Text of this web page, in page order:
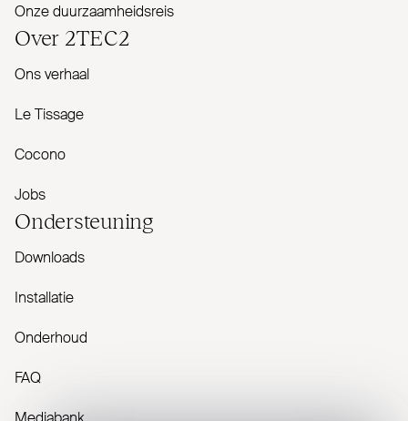
Onze duurzaamheidsreis
Over 2TEC2
Ons verhaal
Le Tissage
Cocono
Jobs
Onder­steuning
Downloads
Installatie
Onderhoud
FAQ